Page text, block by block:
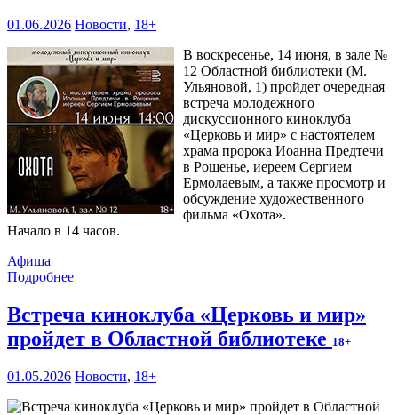
01.06.2026 Новости, 18+
В воскресенье, 14 июня, в зале №
12 Областной библиотеки (М.
Ульяновой, 1) пройдет очередная
встреча молодежного
дискуссионного киноклуба
«Церковь и мир» с настоятелем
храма пророка Иоанна Предтечи
в Рощенье, иереем Сергием
Ермолаевым, а также просмотр и
обсуждение художественного
фильма «Охота».
Начало в 14 часов.
Афиша
Подробнее
Встреча киноклуба «Церковь и мир»
пройдет в Областной библиотеке 18+
01.05.2026 Новости, 18+